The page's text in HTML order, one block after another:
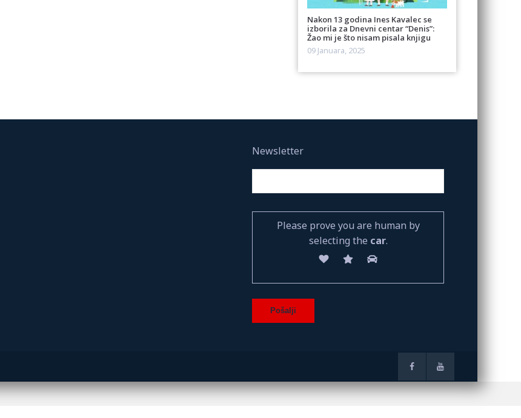
Nakon 13 godina Ines Kavalec se
izborila za Dnevni centar “Denis”:
Žao mi je što nisam pisala knjigu
09 Januara, 2025
Newsletter
Please prove you are human by
selecting the car.